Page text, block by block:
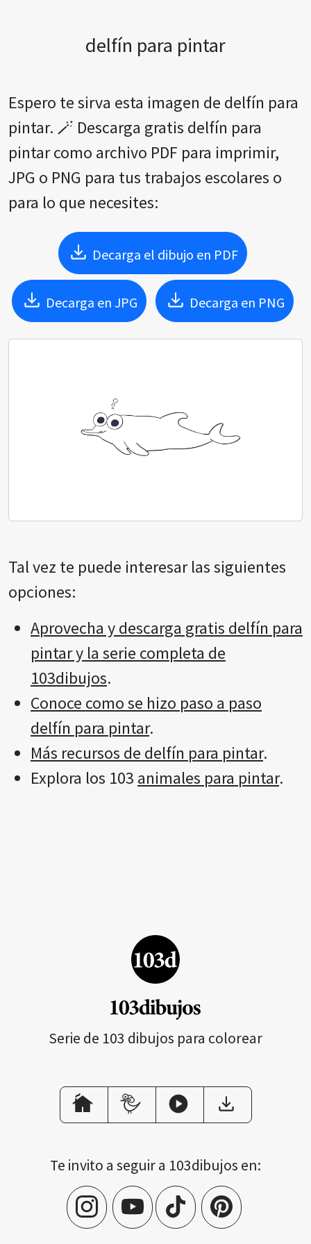
delfín para pintar
Espero te sirva esta imagen de delfín para
pintar. 🪄 Descarga gratis delfín para
pintar como archivo PDF para imprimir,
JPG o PNG para tus trabajos escolares o
para lo que necesites:
Decarga el dibujo en PDF
Decarga en JPG Decarga en PNG
Tal vez te puede interesar las siguientes
opciones:
Aprovecha y descarga gratis delfín para
pintar y la serie completa de
103dibujos.
Conoce como se hizo paso a paso
delfín para pintar.
Más recursos de delfín para pintar.
Explora los 103 animales para pintar.
Serie de 103 dibujos para colorear
Te invito a seguir a 103dibujos en: